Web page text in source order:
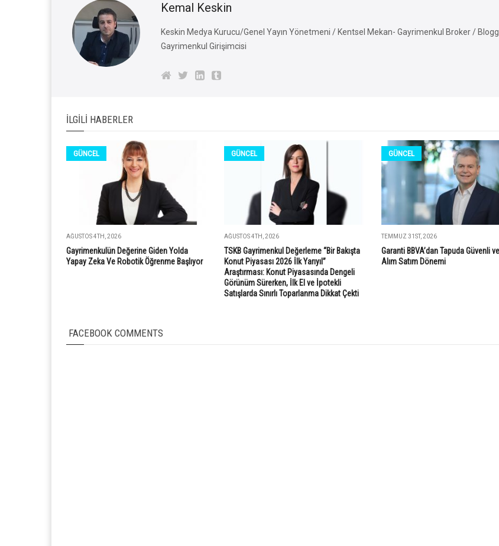
Kemal Keskin
Keskin Medya Kurucu/Genel Yayın Yönetmeni / Kentsel Mekan- Gayrimenkul Broker /
Gayrimenkul Girişimcisi
İLGILI HABERLER
GÜNCEL
AĞUSTOS 4TH, 2026
Gayrimenkulün Değerine Giden Yolda
Yapay Zeka Ve Robotik Öğrenme Başlıyor
GÜNCEL
AĞUSTOS 4TH, 2026
TSKB Gayrimenkul Değerleme “Bir Bakışta
Konut Piyasası 2026 İlk Yarıyıl”
Araştırması: Konut Piyasasında Dengeli
Görünüm Sürerken, İlk El ve İpotekli
Satışlarda Sınırlı Toparlanma Dikkat Çekti
GÜNCEL
TEMMUZ 31ST, 2026
Garanti BBVA’dan Tapuda Güvenli
Alım Satım Dönemi
FACEBOOK COMMENTS